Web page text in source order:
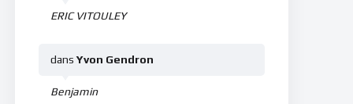
ERIC VITOULEY
Benjamin
dansYvon Gendron